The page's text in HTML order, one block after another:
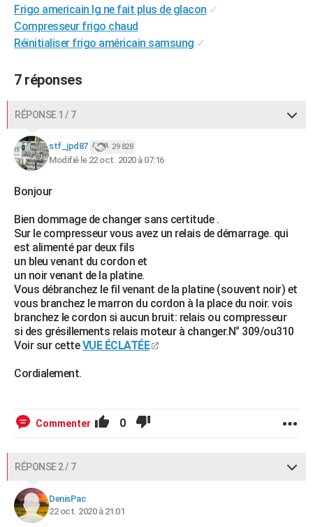
FORUM
Bricolage
Lifestyle
Culture
Sport
Auto
Television
Voyage
Cinema
Frigo americain lg ne fait plus de glacon ✓
Compresseur frigo chaud
Réinitialiser frigo américain samsung ✓
7 réponses
RÉPONSE 1 / 7
stf_jpd87 29 828
Modifié le 22 oct. 2020 à 07:16
Bonjour
Bien dommage de changer sans certitude .
Sur le compresseur vous avez un relais de démarrage. qui
est alimenté par deux fils
un bleu venant du cordon et
un noir venant de la platine.
Vous débranchez le fil venant de la platine (souvent noir) et
vous branchez le marron du cordon à la place du noir. vois
branchez le cordon si aucun bruit: relais ou compresseur
si des grésillements relais moteur à changer.N° 309/ou310
Voir sur cetteVUE ÉCLATÉE
Cordialement.
Commenter 0
RÉPONSE 2 / 7
DenisPac
22 oct. 2020 à 21:01